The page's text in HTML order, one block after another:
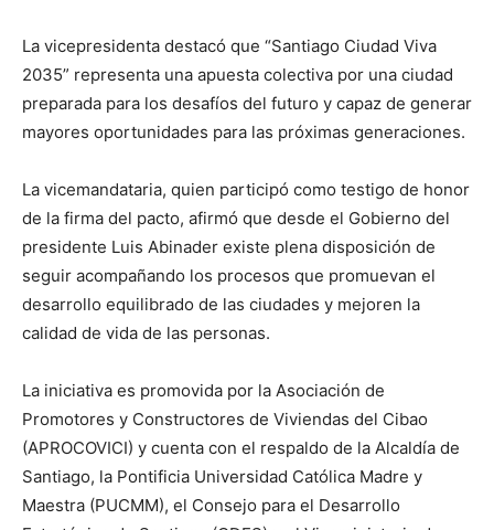
La vicepresidenta destacó que “Santiago Ciudad Viva
2035” representa una apuesta colectiva por una ciudad
preparada para los desafíos del futuro y capaz de generar
mayores oportunidades para las próximas generaciones.
La vicemandataria, quien participó como testigo de honor
de la firma del pacto, afirmó que desde el Gobierno del
presidente Luis Abinader existe plena disposición de
seguir acompañando los procesos que promuevan el
desarrollo equilibrado de las ciudades y mejoren la
calidad de vida de las personas.
La iniciativa es promovida por la Asociación de
Promotores y Constructores de Viviendas del Cibao
(APROCOVICI) y cuenta con el respaldo de la Alcaldía de
Santiago, la Pontificia Universidad Católica Madre y
Maestra (PUCMM), el Consejo para el Desarrollo